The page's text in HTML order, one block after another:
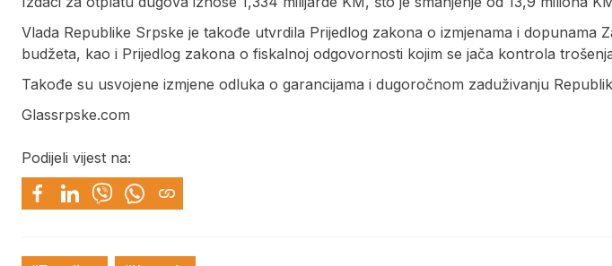
Vlada Republike Srpske je takođe utvrdila Prijedlog zakona o izmjenama i dopunama
budžeta, kao i Prijedlog zakona o fiskalnoj odgovornosti kojim se jača kontrola
Takođe su usvojene izmjene odluka o garancijama i dugoročnom zaduživanju
Glassrpske.com
Podijeli vijest na: